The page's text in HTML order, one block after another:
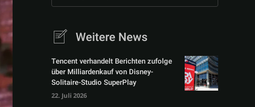
Weitere News
Tencent verhandelt Berichten zufolge
über Milliardenkauf von Disney-
Solitaire-Studio SuperPlay
22. Juli 2026